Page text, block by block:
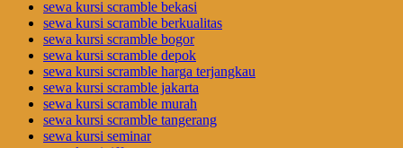
sewa kursi scramble bekasi
sewa kursi scramble berkualitas
sewa kursi scramble bogor
sewa kursi scramble depok
sewa kursi scramble harga terjangkau
sewa kursi scramble jakarta
sewa kursi scramble murah
sewa kursi scramble tangerang
sewa kursi seminar